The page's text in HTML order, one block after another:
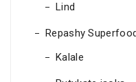
Lind
Repashy
Kalale